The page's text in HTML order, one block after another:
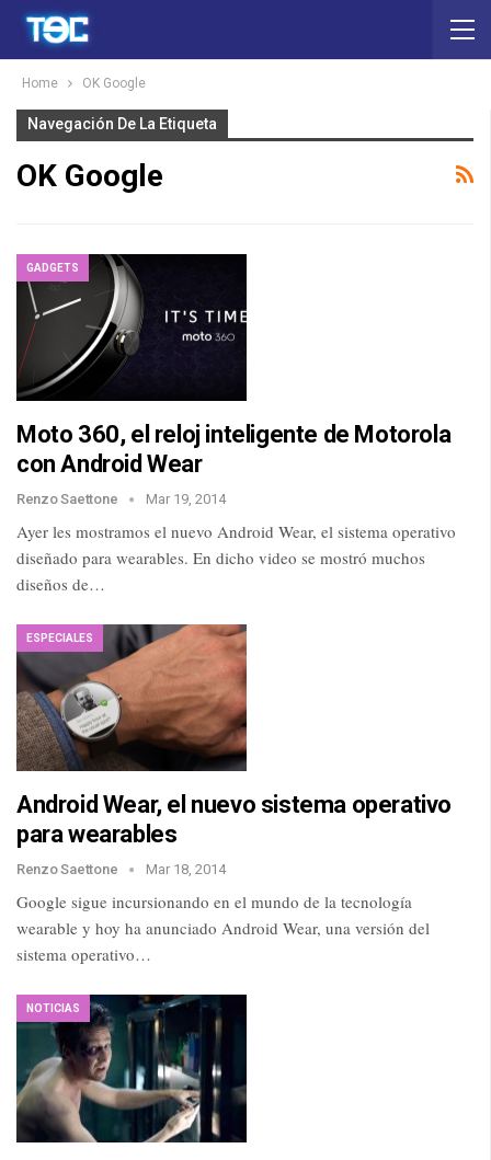
Home OK Google
Navegación De La Etiqueta
OK Google
GADGETS
Moto 360, el reloj inteligente de Motorola
con Android Wear
Renzo Saettone Mar 19, 2014
Ayer les mostramos el nuevo Android Wear, el sistema operativo
diseñado para wearables. En dicho video se mostró muchos
diseños de…
ESPECIALES
Android Wear, el nuevo sistema operativo
para wearables
Renzo Saettone Mar 18, 2014
Google sigue incursionando en el mundo de la tecnología
wearable y hoy ha anunciado Android Wear, una versión del
sistema operativo…
NOTICIAS